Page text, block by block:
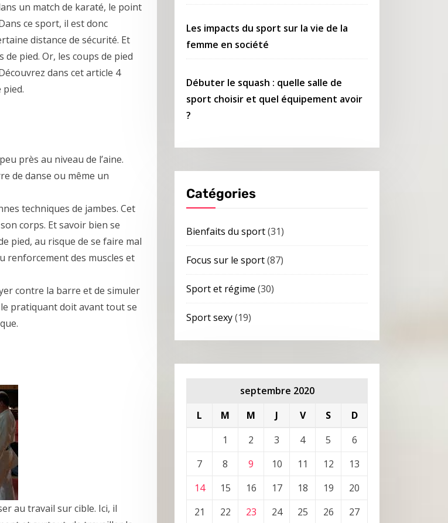
un match de karaté, le point
ce sport, il est donc
distance de sécurité. Et
de pied. Or, les coups de pied
dans cet article 4
près au niveau de l’aine.
de danse ou même un
techniques de jambes. Cet
corps. Et savoir bien se
pied, au risque de se faire mal
renforcement des muscles et
contre la barre et de simuler
pratiquant doit avant tout se
au travail sur cible. Ici, il
Les impacts du sport sur la vie de la
femme en société
Débuter le squash : quelle salle de
sport choisir et quel équipement avoir
?
Catégories
Bienfaits du sport(31)
Focus sur le sport(87)
Sport et régime (30)
Sport sexy(19)
septembre 2020
L
M M J V S
D
1
2 3 4 5
6
7
8 9 10 11 12
13
14
15 16 17 18 19
20
21
22 23 24 25 26
27